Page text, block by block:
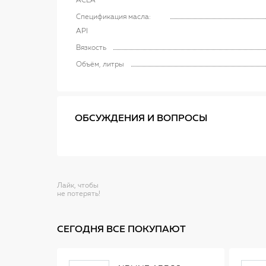
Спецификация масла:
API
Вязкость
Объём, литры
ОБСУЖДЕНИЯ И ВОПРОСЫ
Лайк, чтобы
не потерять!
СЕГОДНЯ ВСЕ ПОКУПАЮТ